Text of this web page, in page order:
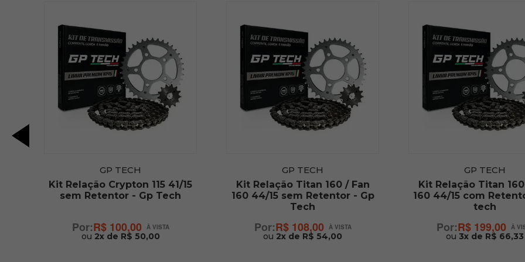
GP TECH
Kit Relação Crypton 115 41/15
sem Retentor - Gp Tech
R$ 100,00
ou 2x de R$ 50,00
GP TECH
Kit Relação Titan 160 / Fan
160 44/15 sem Retentor - Gp
Tech
R$ 108,00
ou 2x de R$ 54,00
GP TECH
Kit Relação Titan
160 44/15 com
tech
R$ 199,00
ou 3x de R$ 66,33